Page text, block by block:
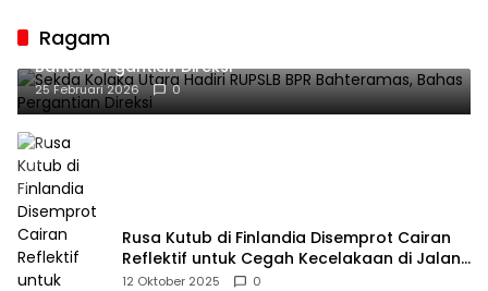
Ragam
Sekda Kolaka Utara Hadiri RUPSLB BPR Bahteramas,
Bahas Pergantian Direksi
25 Februari 2026 0
Rusa Kutub di Finlandia Disemprot Cairan
Reflektif untuk Cegah Kecelakaan di Jalan
Raya
12 Oktober 2025 0